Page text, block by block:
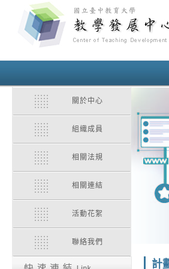
關於中心
組織成員
相關法規
相關連結
活動花絮
聯絡我們
計